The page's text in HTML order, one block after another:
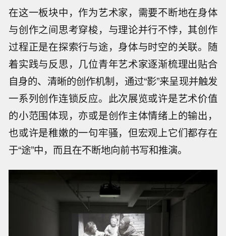
在这一板块中，作为艺术家，需要不断地在身体
与创作之间思考穿梭，与理论并行不悖，其创作
过程正是在探索行与途，身体与时空的关联。随
着实践与反思，几位青年艺术家逐渐梳理出贴合
自身的、清晰的创作机制，通过“影”来呈现并触发
一系列创作连锁反应。此次展览或许是艺术价值
的小范围体现，亦或是创作主体情绪上的输出，
也或许是稚嫩的一句牢骚，但宏观上它们都存在
于“途”中，而且在不断地向前书写和推演。